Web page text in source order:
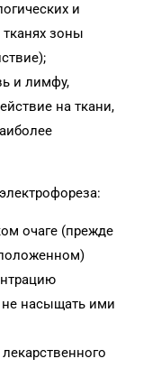
и
тканях зоны
и лимфу,
на ткани,
очаге (прежде
насыщать ими